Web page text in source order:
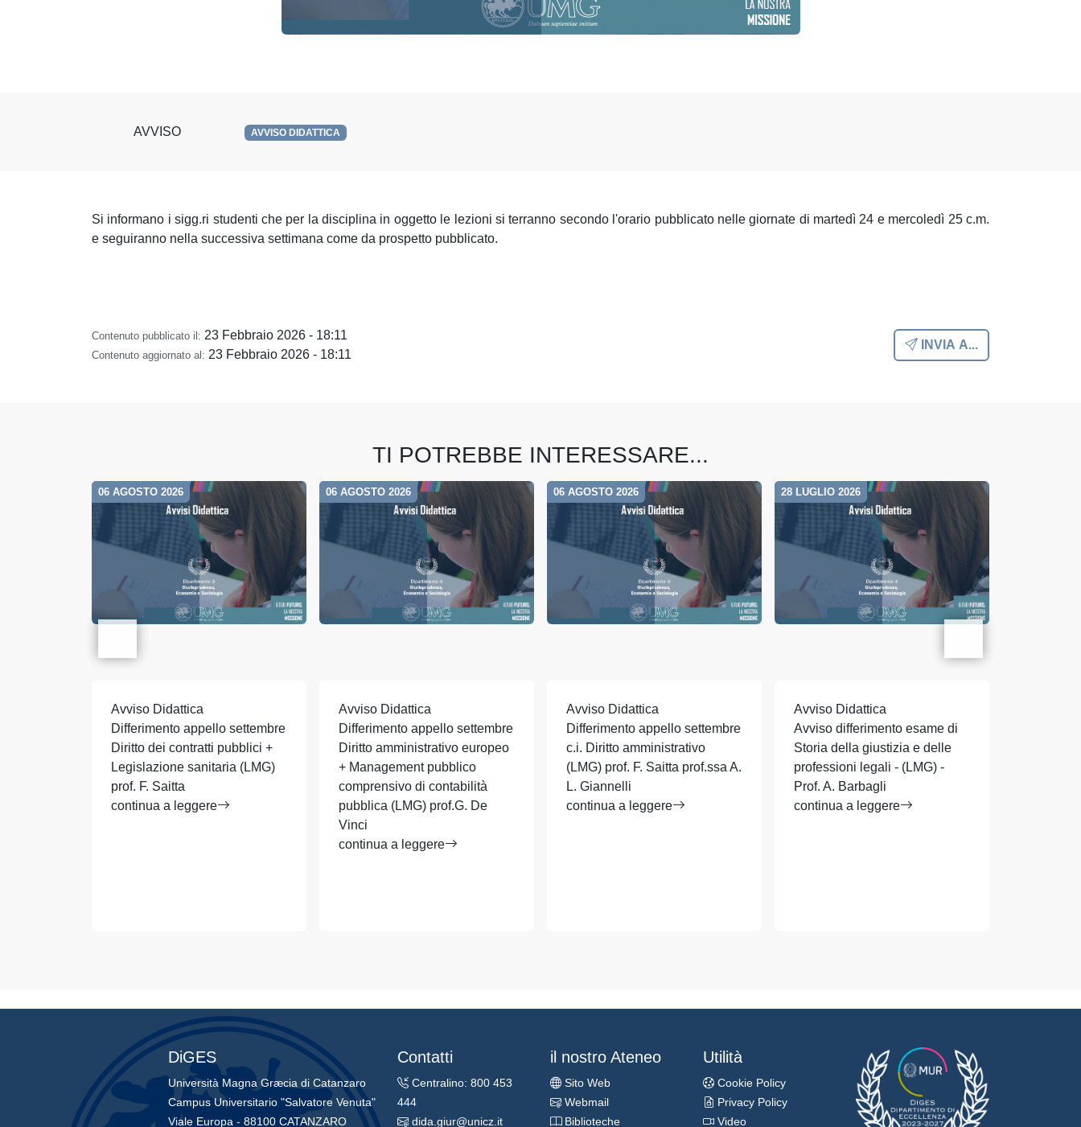
AVVISO AVVISO DIDATTICA
Si informano i sigg.ri studenti che per la disciplina in oggetto le lezioni si terranno secondo l'orario pubblicato nelle giornate di martedì 24 e mercoledì 25 c.m.
e seguiranno nella successiva settimana come da prospetto pubblicato.
Contenuto pubblicato il: 23 Febbraio 2026 - 18:11
Contenuto aggiornato al: 23 Febbraio 2026 - 18:11
INVIA A...
TI POTREBBE INTERESSARE...
06 AGOSTO 2026
Avviso Didattica
Differimento appello settembre
Diritto dei contratti pubblici +
Legislazione sanitaria (LMG)
prof. F. Saitta
continua a leggere
06 AGOSTO 2026
Avviso Didattica
Differimento appello settembre
Diritto amministrativo europeo
+ Management pubblico
comprensivo di contabilità
pubblica (LMG) prof.G. De
Vinci
continua a leggere
06 AGOSTO 2026
Avviso Didattica
Differimento appello settembre
c.i. Diritto amministrativo
(LMG) prof. F. Saitta prof.ssa A.
L. Giannelli
continua a leggere
28 LUGLIO 2026
Avviso Didattica
Avviso differimento esame di
Storia della giustizia e delle
professioni legali - (LMG) -
Prof. A. Barbagli
continua a leggere
DiGES
Università Magna Græcia di Catanzaro
Campus Universitario "Salvatore Venuta"
Viale Europa - 88100 CATANZARO
Contatti
Centralino: 800 453
444
dida.giur@unicz.it
il nostro Ateneo
Sito Web
Webmail
Biblioteche
Utilità
Cookie Policy
Privacy Policy
Video